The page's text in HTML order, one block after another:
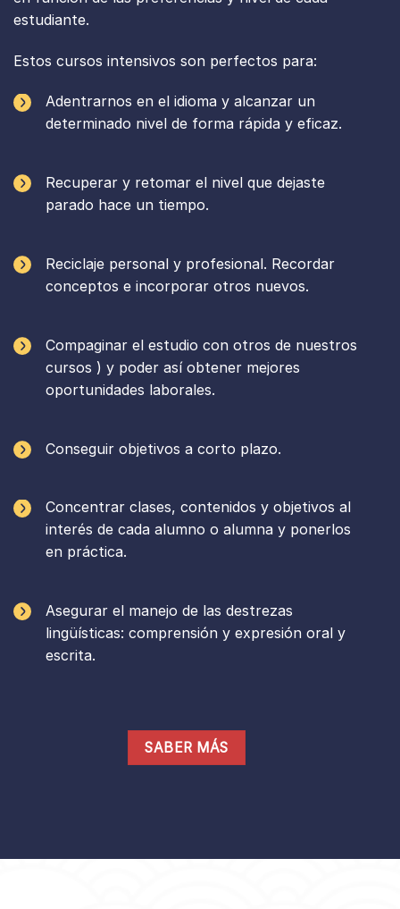
estudiante.
Estos cursos intensivos son perfectos para:
Adentrarnos en el idioma y alcanzar un
determinado nivel de forma rápida y eficaz.
Recuperar y retomar el nivel que dejaste
parado hace un tiempo.
Reciclaje personal y profesional. Recordar
conceptos e incorporar otros nuevos.
Compaginar el estudio con otros de nuestros
cursos ) y poder así obtener mejores
oportunidades laborales.
Conseguir objetivos a corto plazo.
Concentrar clases, contenidos y objetivos al
interés de cada alumno o alumna y ponerlos
en práctica.
Asegurar el manejo de las destrezas
lingüísticas: comprensión y expresión oral y
escrita.
SABER MÁS